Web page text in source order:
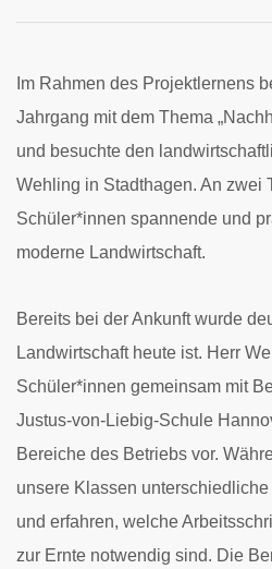
Im Rahmen des Projektlernens
Jahrgang mit dem Thema
und besuchte den
Wehling in Stadthagen. An zwei
Schüler*innen spannende und
moderne Landwirtschaft.
Bereits bei der Ankunft wurde
Landwirtschaft heute ist. Herr
Schüler*innen gemeinsam mit
Justus-von-Liebig-Schule
Bereiche des Betriebs vor.
unsere Klassen
und erfahren, welche
zur Ernte notwendig sind. Die